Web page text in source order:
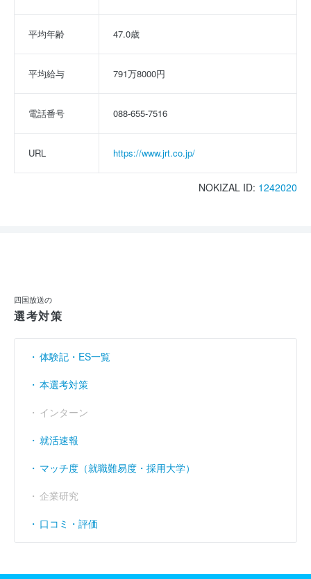
平均年齢 47.0歳
平均給与 791万8000円
電話番号 088-655-7516
URL https://www.jrt.co.jp/
NOKIZAL ID: 1242020
四国放送の
選考対策
体験記・ES一覧
本選考対策
インターン
就活速報
マッチ度（就職難易度・採用大学）
企業研究
口コミ・評価